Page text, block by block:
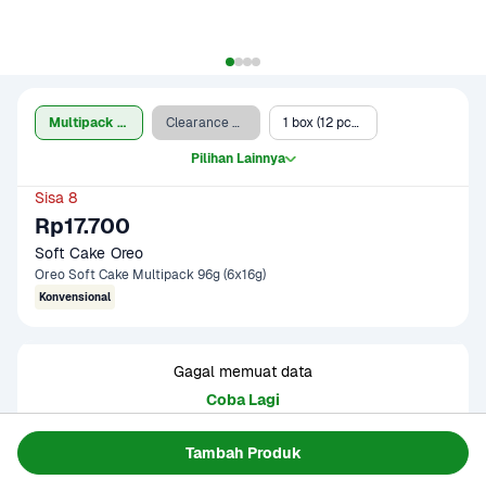
Tambah Produk
Multipack 6 pcs x16 gr Clearance Sale - 1 box (12 pcs x 16-20 g) 1 box (12 pcs x 16-20 g)
Pilihan Lainnya
Sisa 8
Rp17.700
Soft Cake Oreo
Oreo Soft Cake Multipack 96g (6x16g)
Konvensional
Gagal memuat data
Coba Lagi
Informasi Produk